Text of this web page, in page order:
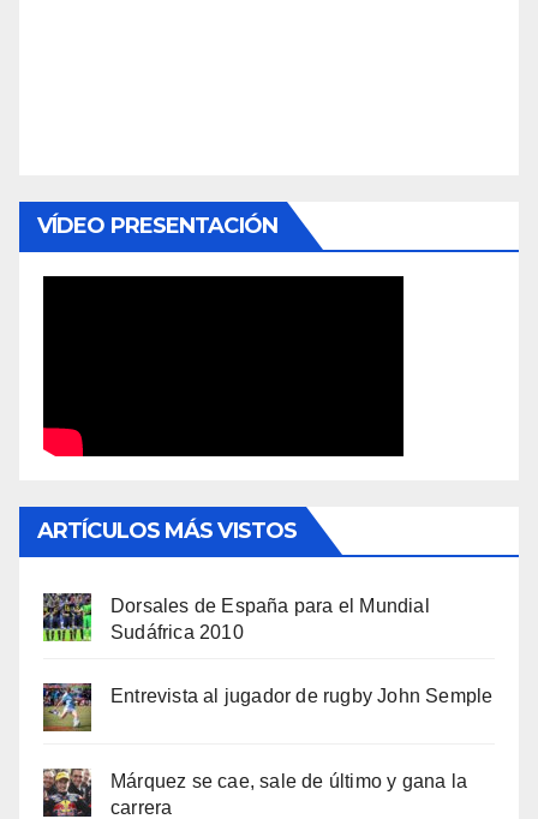
VÍDEO PRESENTACIÓN
ARTÍCULOS MÁS VISTOS
Dorsales de España para el Mundial
Sudáfrica 2010
Entrevista al jugador de rugby John Semple
Márquez se cae, sale de último y gana la
carrera